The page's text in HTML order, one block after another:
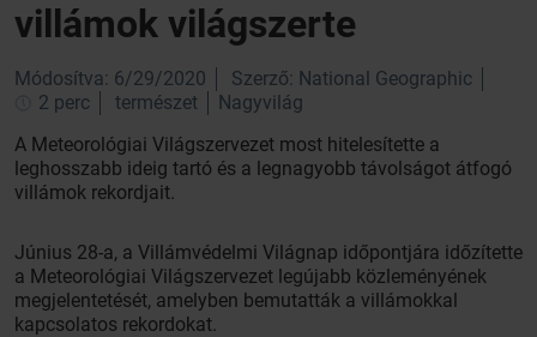
villámok világszerte
Módosítva: 6/29/2020
Szerző: National Geographic
2 perc
természet
Nagyvilág
A Meteorológiai Világszervezet most hitelesítette a
leghosszabb ideig tartó és a legnagyobb távolságot átfogó
villámok rekordjait.
Június 28-a, a Villámvédelmi Világnap időpontjára időzítette
a Meteorológiai Világszervezet legújabb közleményének
megjelentetését, amelyben bemutatták a villámokkal
kapcsolatos rekordokat.